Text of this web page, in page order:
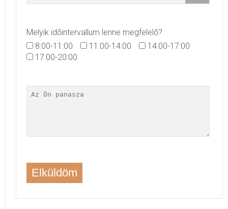
Melyik időintervallum lenne megfelelő?
8:00-11:00
11:00-14:00
14:00-17:00
17:00-20:00